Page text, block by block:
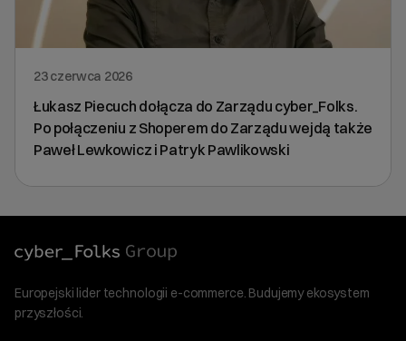
23 czerwca 2026
Łukasz Piecuch dołącza do Zarządu cyber_Folks.
Po połączeniu z Shoperem do Zarządu wejdą także
Paweł Lewkowicz i Patryk Pawlikowski
Europejski lider technologii e-commerce. Budujemy ekosystem
przyszłości.